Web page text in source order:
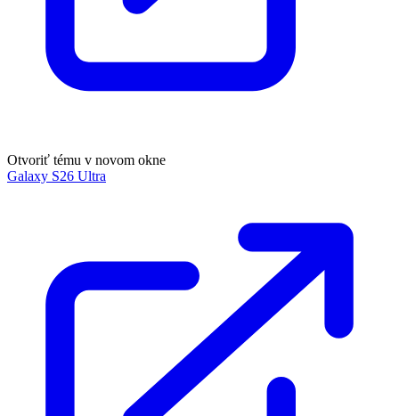
Otvoriť tému v novom okne
Galaxy S26 Ultra